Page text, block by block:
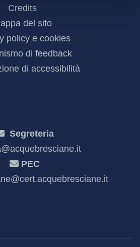
Credits
del sito
policy e cookies
di feedback
di accessibilità
Segreteria
PEC